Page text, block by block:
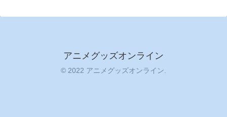
アニメグッズオンライン
© 2022 アニメグッズオンライン.